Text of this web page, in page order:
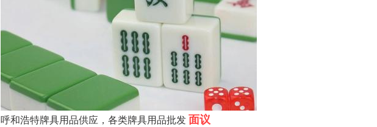
呼和浩特牌具用品供应，各类牌具用品批发面议